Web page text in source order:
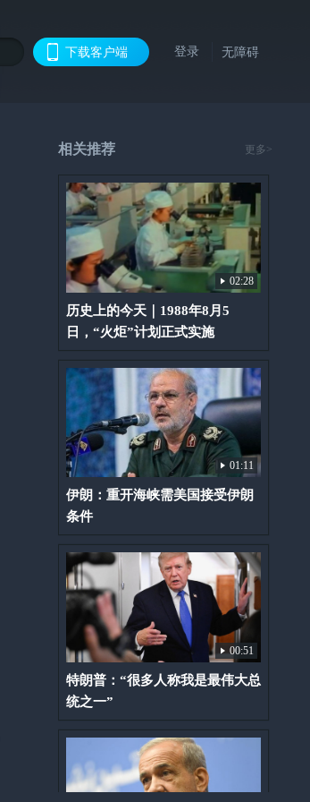
下载客户端 登录 无障碍
相关推荐 更多>
02:28
历史上的今天｜1988年8月5
日，“火炬”计划正式实施
01:11
伊朗：重开海峡需美国接受伊朗
条件
00:51
特朗普：“很多人称我是最伟大总
统之一”